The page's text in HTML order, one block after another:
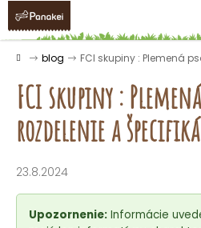
Prejsť
obsah
Domov
blog FCI skupiny : Plemená
FCI skupiny :
rozdelenie a špecifiká
23.8.2024
Upozornenie: Informácie
K
o Späť
Späť
o
p